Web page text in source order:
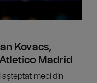
Kovacs,
Madrid
meci din